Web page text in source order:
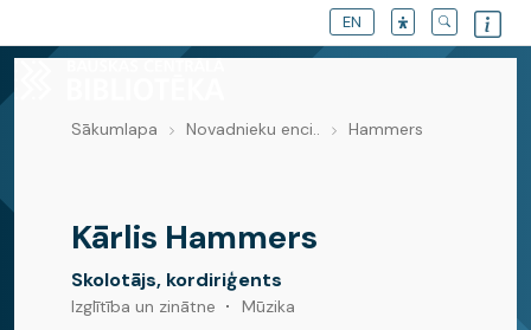
EN
Novadnieku enciklopēdija
Sākumlapa Novadnieku enci.. Hammers
Kārlis Hammers
Skolotājs, kordiriģents
Izglītība un zinātne Mūzika